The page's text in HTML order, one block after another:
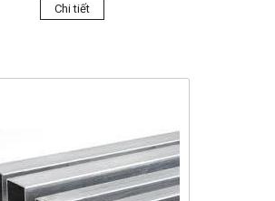
Chi tiết